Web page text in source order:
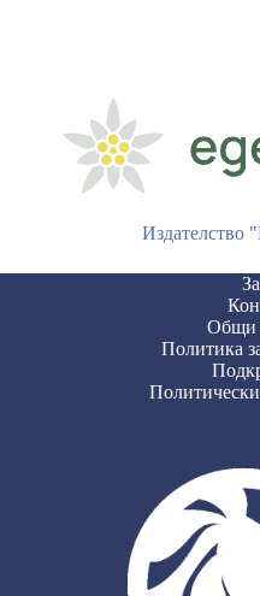
Издателство
Общи
Политика